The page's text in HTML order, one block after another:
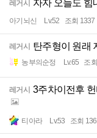
레거시 자자 오늘도 힘
아기뇌신 Lv.52 조회 1337
레거시 탄주형이 원래
농부의순정 Lv.65 조
레거시 3주차이전후
티아라 Lv.53 조회